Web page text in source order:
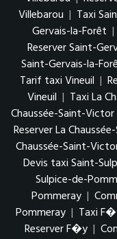
Villebarou | Taxi
Gervais-la-Forêt |
Reserver Saint-
Saint-Gervais-la-
Tarif taxi Vineuil |
Vineuil | Taxi La
Chaussée-Saint-Victor
Reserver La
Chaussée-Saint-
Devis taxi Saint-
Sulpice-de-
Pommeray |
Pommeray | Taxi
Reserver F�y |